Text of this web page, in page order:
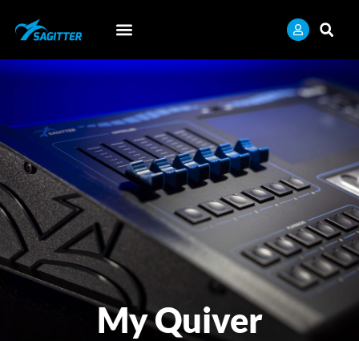
My Quiver